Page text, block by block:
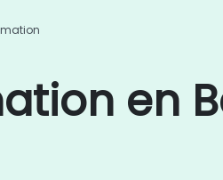
en